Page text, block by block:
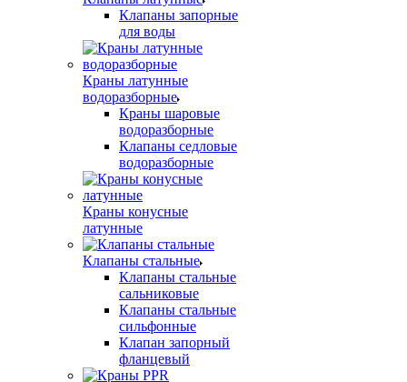
Клапаны запорные
для воды
Краны латунные
водоразборные
Краны шаровые
водоразборные
Клапаны седловые
водоразборные
Краны конусные
латунные
Клапаны стальные
Клапаны стальные
сальниковые
Клапаны стальные
сильфонные
Клапан запорный
фланцевый